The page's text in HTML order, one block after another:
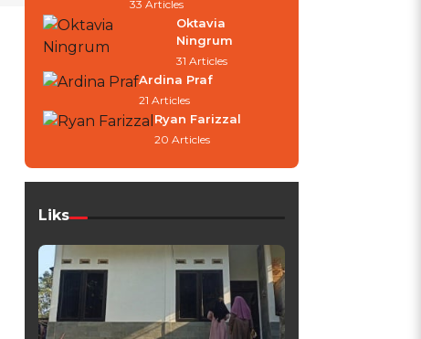
33 Articles
Oktavia
Ningrum
31 Articles
Ardina Praf
21 Articles
Ryan Farizzal
20 Articles
Liks